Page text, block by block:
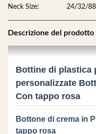
Neck Size:
24/32/88
Descrizione del prodotto
Bottine di plastica
personalizzate
Con tappo rosa
Bottone di crema in
tappo rosa